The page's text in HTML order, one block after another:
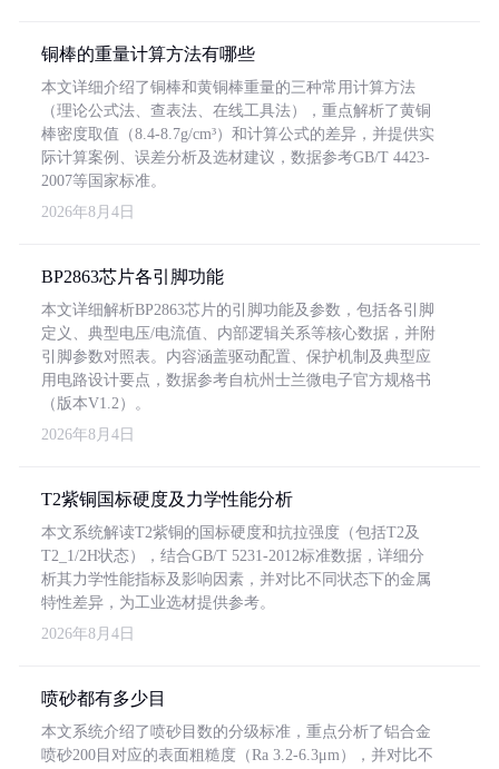
铜棒的重量计算方法有哪些
本文详细介绍了铜棒和黄铜棒重量的三种常用计算方法
（理论公式法、查表法、在线工具法），重点解析了黄铜
棒密度取值（8.4-8.7g/cm³）和计算公式的差异，并提供实
际计算案例、误差分析及选材建议，数据参考GB/T 4423-
2007等国家标准。
2026年8月4日
BP2863芯片各引脚功能
本文详细解析BP2863芯片的引脚功能及参数，包括各引脚
定义、典型电压/电流值、内部逻辑关系等核心数据，并附
引脚参数对照表。内容涵盖驱动配置、保护机制及典型应
用电路设计要点，数据参考自杭州士兰微电子官方规格书
（版本V1.2）。
2026年8月4日
T2紫铜国标硬度及力学性能分析
本文系统解读T2紫铜的国标硬度和抗拉强度（包括T2及
T2_1/2H状态），结合GB/T 5231-2012标准数据，详细分
析其力学性能指标及影响因素，并对比不同状态下的金属
特性差异，为工业选材提供参考。
2026年8月4日
喷砂都有多少目
本文系统介绍了喷砂目数的分级标准，重点分析了铝合金
喷砂200目对应的表面粗糙度（Ra 3.2-6.3μm），并对比不